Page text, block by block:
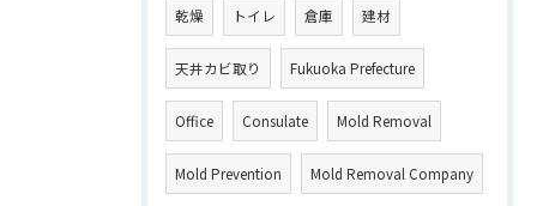
乾燥 トイレ 倉庫 建材
天井カビ取り Fukuoka Prefecture
Office Consulate Mold Removal
Mold Prevention Mold Removal Company